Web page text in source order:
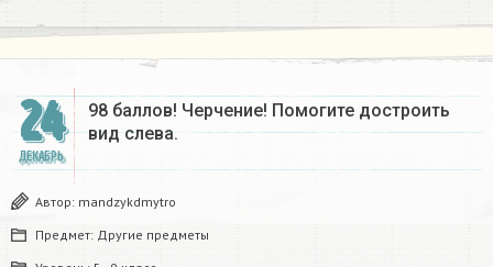
24
ДЕКАБРЬ
98 баллов! Черчение! Помогите достроить
вид слева.
Автор: mandzykdmytro
Предмет: Другие предметы